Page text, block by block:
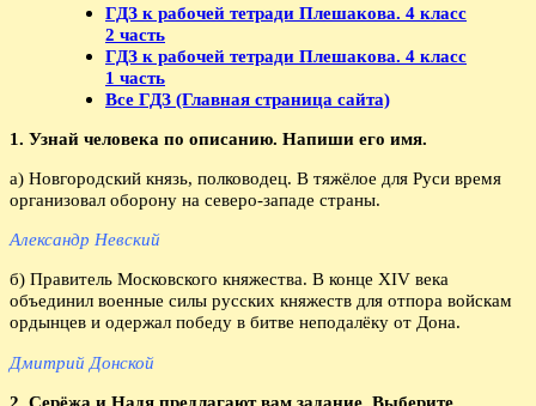
ГДЗ к рабочей тетради Плешакова. 4 класс
2 часть
ГДЗ к рабочей тетради Плешакова. 4 класс
1 часть
Все ГДЗ (Главная страница сайта)
1. Узнай человека по описанию. Напиши его имя.
а) Новгородский князь, полководец. В тяжёлое для Руси время
организовал оборону на северо-западе страны.
Александр Невский
б) Правитель Московского княжества. В конце XIV века
объединил военные силы русских княжеств для отпора войскам
ордынцев и одержал победу в битве неподалёку от Дона.
Дмитрий Донской
2. Серёжа и Надя предлагают вам задание. Выберите